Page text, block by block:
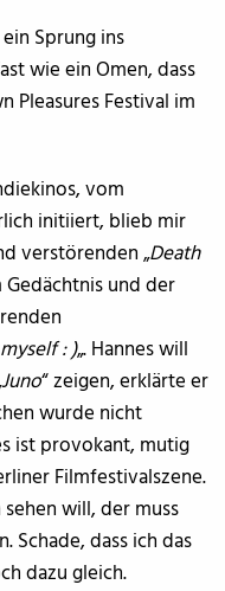
Sprung ins
wie ein Omen, dass
Pleasures Festival im
vom
initiiert, blieb mir
verstörenden „Death
und der
: )„. Hannes will
Juno“ zeigen, erklärte er
wurde nicht
ist provokant, mutig
Filmfestivalszene.
will, der muss
Schade, dass ich das
dazu gleich.